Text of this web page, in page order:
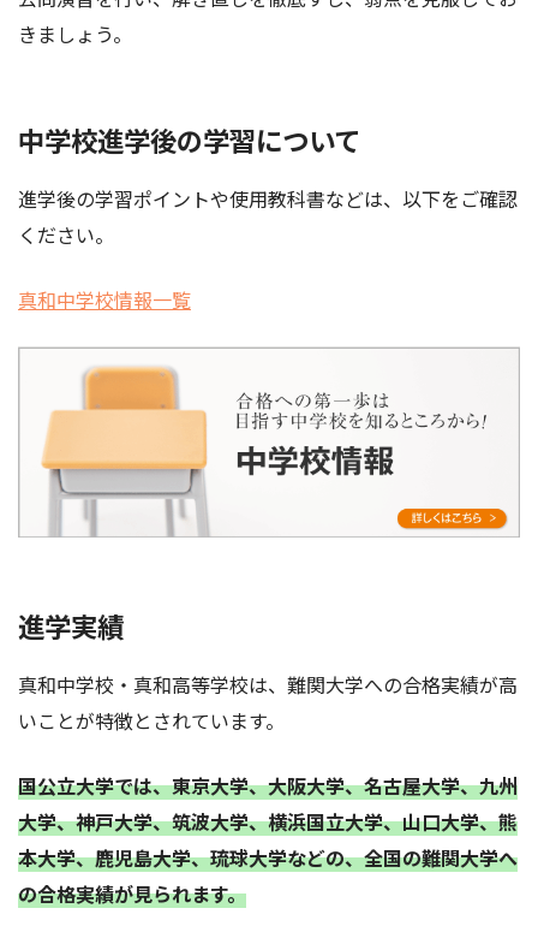
きましょう。
中学校進学後の学習について
進学後の学習ポイントや使用教科書などは、以下をご確認
ください。
真和中学校情報一覧
進学実績
真和中学校・真和高等学校は、難関大学への合格実績が高
いことが特徴とされています。
国公立大学では、東京大学、大阪大学、名古屋大学、九州
大学、神戸大学、筑波大学、横浜国立大学、山口大学、熊
本大学、鹿児島大学、琉球大学などの、全国の難関大学へ
の合格実績が見られます。